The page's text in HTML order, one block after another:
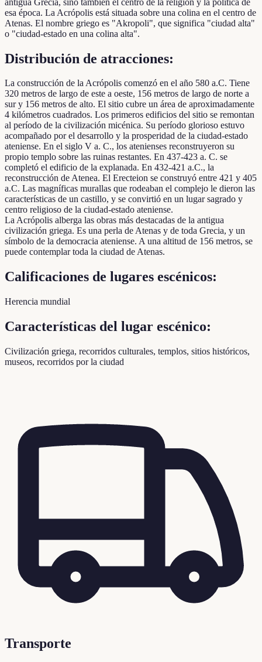
esa época. La Acrópolis está situada sobre una colina en el centro de
Atenas. El nombre griego es "Akropoli", que significa "ciudad alta"
o "ciudad-estado en una colina alta".
Distribución de atracciones:
La construcción de la Acrópolis comenzó en el año 580 a.C. Tiene
320 metros de largo de este a oeste, 156 metros de largo de norte a
sur y 156 metros de alto. El sitio cubre un área de aproximadamente
4 kilómetros cuadrados. Los primeros edificios del sitio se remontan
al período de la civilización micénica. Su período glorioso estuvo
acompañado por el desarrollo y la prosperidad de la ciudad-estado
ateniense. En el siglo V a. C., los atenienses reconstruyeron su
propio templo sobre las ruinas restantes. En 437-423 a. C. se
completó el edificio de la explanada. En 432-421 a.C., la
reconstrucción de Atenea. El Erecteion se construyó entre 421 y 405
a.C. Las magníficas murallas que rodeaban el complejo le dieron las
características de un castillo, y se convirtió en un lugar sagrado y
centro religioso de la ciudad-estado ateniense.
La Acrópolis alberga las obras más destacadas de la antigua
civilización griega. Es una perla de Atenas y de toda Grecia, y un
símbolo de la democracia ateniense. A una altitud de 156 metros, se
puede contemplar toda la ciudad de Atenas.
Calificaciones de lugares escénicos:
Herencia mundial
Características del lugar escénico:
Civilización griega, recorridos culturales, templos, sitios históricos,
museos, recorridos por la ciudad
Transporte